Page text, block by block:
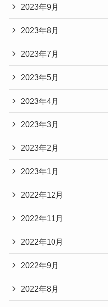
2023年9月
2023年8月
2023年7月
2023年5月
2023年4月
2023年3月
2023年2月
2023年1月
2022年12月
2022年11月
2022年10月
2022年9月
2022年8月